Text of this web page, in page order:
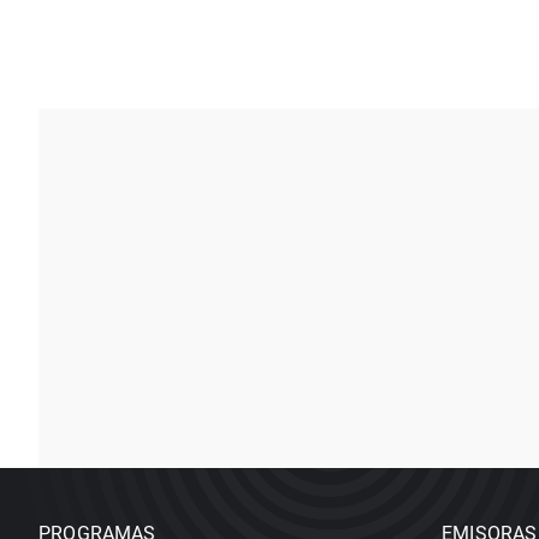
PROGRAMAS EMISORAS